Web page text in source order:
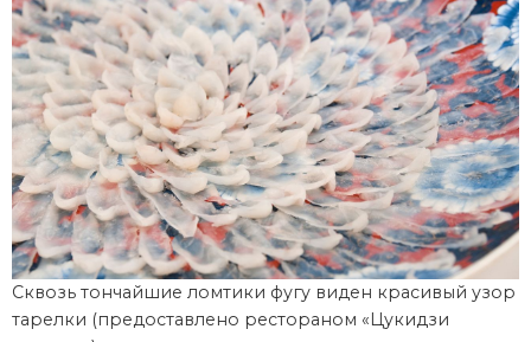
Сквозь тончайшие ломтики фугу виден красивый узор
тарелки (предоставлено рестораном «Цукидзи